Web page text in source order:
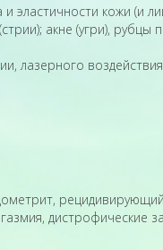
эластичности кожи (и
акне (угри), рубцы
лазерного
дистрофические